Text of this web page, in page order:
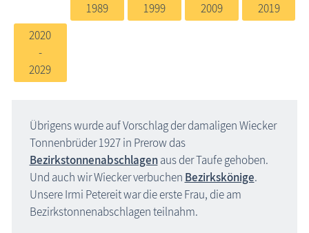
1989
1999
2009
2019
2020
-
2029
Übrigens wurde auf Vorschlag der damaligen Wiecker
Tonnenbrüder 1927 in Prerow das
Bezirkstonnenabschlagenaus der Taufe gehoben.
Und auch wir Wiecker verbuchen Bezirks­könige.
Unsere Irmi Petereit war die erste Frau, die am
Bezirkstonnenabschlagen teilnahm.